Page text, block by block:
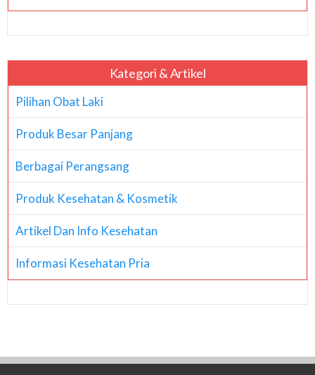
Kategori & Artikel
Pilihan Obat Laki
Produk Besar Panjang
Berbagai Perangsang
Produk Kesehatan & Kosmetik
Artikel Dan Info Kesehatan
Informasi Kesehatan Pria